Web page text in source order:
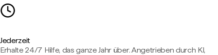
Jederzeit
Erhalte 24/7 Hilfe, das ganze Jahr über. Angetrieben durch KI,